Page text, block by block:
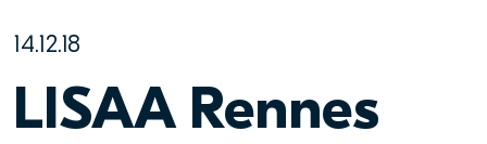
14.12.18
LISAA Rennes